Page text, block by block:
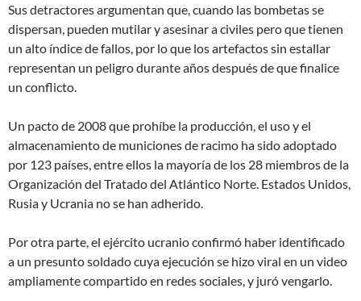
Sus detractores argumentan que, cuando las bombetas se
dispersan, pueden mutilar y asesinar a civiles pero que tienen
un alto índice de fallos, por lo que los artefactos sin estallar
representan un peligro durante años después de que finalice
un conflicto.
Un pacto de 2008 que prohíbe la producción, el uso y el
almacenamiento de municiones de racimo ha sido adoptado
por 123 países, entre ellos la mayoría de los 28 miembros de la
Organización del Tratado del Atlántico Norte. Estados Unidos,
Rusia y Ucrania no se han adherido.
Por otra parte, el ejército ucranio confirmó haber identificado
a un presunto soldado cuya ejecución se hizo viral en un video
ampliamente compartido en redes sociales, y juró vengarlo.